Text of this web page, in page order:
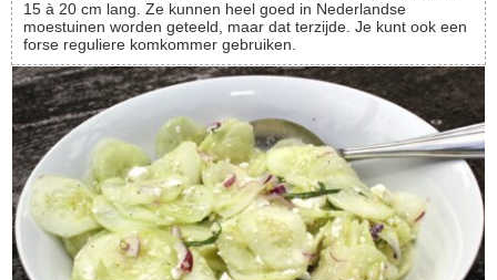
15 à 20 cm lang. Ze kunnen heel goed in Nederlandse
moestuinen worden geteeld, maar dat terzijde. Je kunt ook een
forse reguliere komkommer gebruiken.